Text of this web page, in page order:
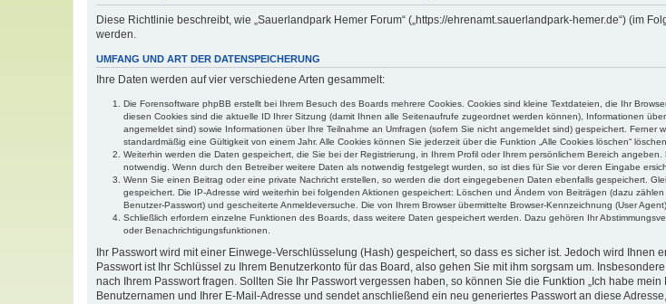
Diese Richtlinie beschreibt, wie „Sauerlandpark Hemer Forum“ („https://ehrenamt.sauerlandpark-hemer.de“) (im
werden.
UMFANG UND ART DER DATENSPEICHERUNG
Ihre Daten werden auf vier verschiedene Arten gesammelt:
Die Forensoftware phpBB erstellt bei Ihrem Besuch des Boards mehrere Cookies. Cookies sind kleine Textdateien, die Ihr
diesen Cookies sind die aktuelle ID Ihrer Sitzung (damit Ihnen alle Seitenaufrufe zugeordnet werden können), Informationen
angemeldet sind) sowie Informationen über Ihre Teilnahme an Umfragen (sofern Sie nicht angemeldet sind) gespeichert.
standardmäßig eine Gültigkeit von einem Jahr. Alle Cookies können Sie jederzeit über die Funktion „Alle Cookies löschen“
Weiterhin werden die Daten gespeichert, die Sie bei der Registrierung, in Ihrem Profil oder Ihrem persönlichem Bereich
notwendig. Wenn durch den Betreiber weitere Daten als notwendig festgelegt wurden, so ist dies für Sie vor deren Eingabe
Wenn Sie einen Beitrag oder eine private Nachricht erstellen, so werden die dort eingegebenen Daten ebenfalls gespeichert.
gespeichert. Die IP-Adresse wird weiterhin bei folgenden Aktionen gespeichert: Löschen und Ändern von Beiträgen (dazu
Benutzer-Passwort) und gescheiterte Anmeldeversuche. Die von Ihrem Browser übermittelte Browser-Kennzeichnung (User
Schließlich erfordern einzelne Funktionen des Boards, dass weitere Daten gespeichert werden. Dazu gehören Ihr
oder Benachrichtigungsfunktionen.
Ihr Passwort wird mit einer Einwege-Verschlüsselung (Hash) gespeichert, so dass es sicher ist. Jedoch wird
Passwort ist Ihr Schlüssel zu Ihrem Benutzerkonto für das Board, also gehen Sie mit ihm sorgsam um.
nach Ihrem Passwort fragen. Sollten Sie Ihr Passwort vergessen haben, so können Sie die Funktion „Ich habe
Benutzernamen und Ihrer E-Mail-Adresse und sendet anschließend ein neu generiertes Passwort an diese